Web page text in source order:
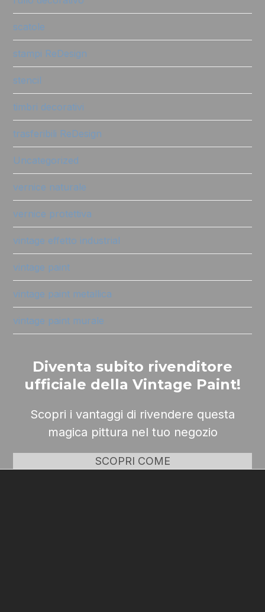
scatole
stampi ReDesign
stencil
timbri decorativi
trasferibili ReDesign
Uncategorized
vernice naturale
vernice protettiva
vintage effetto industrial
vintage paint
vintage paint metallica
vintage paint murale
Diventa subito rivenditore
ufficiale della Vintage Paint!
Scopri i vantaggi di rivendere questa
magica pittura nel tuo negozio
SCOPRI COME